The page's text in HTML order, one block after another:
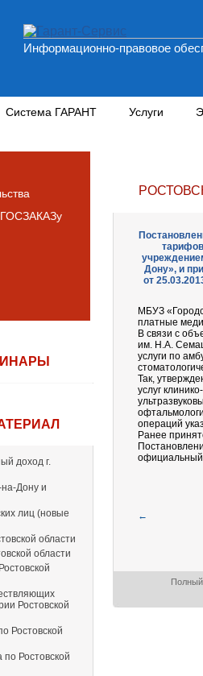
Информационно-правовое
Система ГАРАНТ Услуги
ГОСЗАКАЗу
доход г.
на-Дону и
лиц (новые
области
области
Ростовской
Ростовской
по Ростовской
Дону», и
от
МБУЗ
платные
В связи с
им. Н.А.
услуги по
Так,
услуг
операций
Ранее
←